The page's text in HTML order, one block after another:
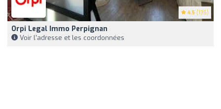
4.5 (135)
Orpi Legal Immo Perpignan
Voir l'adresse et les coordonnées